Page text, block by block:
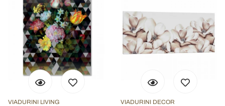
VIADURINI LIVING VIADURINI DECOR